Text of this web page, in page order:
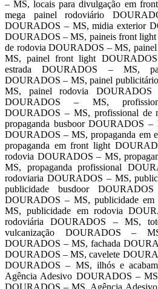
– MS, locais para divulgação em
mega painel rodoviário
DOURADOS – MS, midia exterior
DOURADOS – MS, paineis front
de rodovia DOURADOS – MS,
MS, painel front light
estrada DOURADOS – MS,
DOURADOS – MS, painel
MS, painel rodovia
DOURADOS – MS,
DOURADOS – MS, profissional de
propaganda busboor DOURADOS –
DOURADOS – MS, propaganda em
propaganda em front light
rodovia DOURADOS – MS,
MS, propaganda profissional
rodoviaria DOURADOS – MS,
publicidade busdoor
DOURADOS – MS, publicidade
MS, publicidade em rodovia
rodoviária DOURADOS – MS,
vulcanização DOURADOS –
DOURADOS – MS, fachada
DOURADOS – MS, cavelete
DOURADOS – MS, ilhós e
Agência Adesivo DOURADOS –
DOURADOS – MS, Agência